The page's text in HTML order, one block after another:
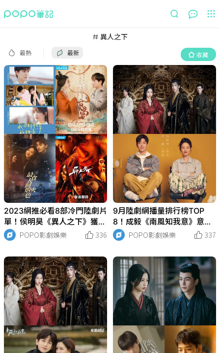
異人之下
最熱 最新 收藏
收藏
2023網推必看8部冷門陸劇片
單！侯明昊《異人之下》獲原
著迷大讚，這部古裝黑馬評分
拿下8.6高分！
POPO影劇娛樂 336
9月陸劇網播量排行榜TOP
8！成毅《南風知我意》意外
沒上榜，虞書欣《雲之羽》沒
破十億！
POPO影劇娛樂 337